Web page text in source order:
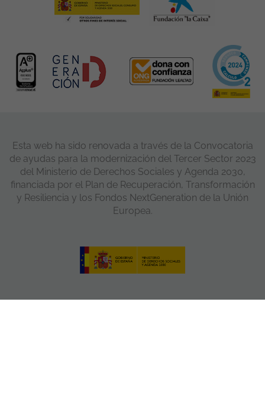
Esta web ha sido renovada a través de la Convocatoria
de ayudas para la modernización del Tercer Sector 2023
del Ministerio de Derechos Sociales y Agenda 2030,
financiada por el Plan de Recuperación, Transformación
y Resiliencia y los Fondos NextGeneration de la Unión
Europea.